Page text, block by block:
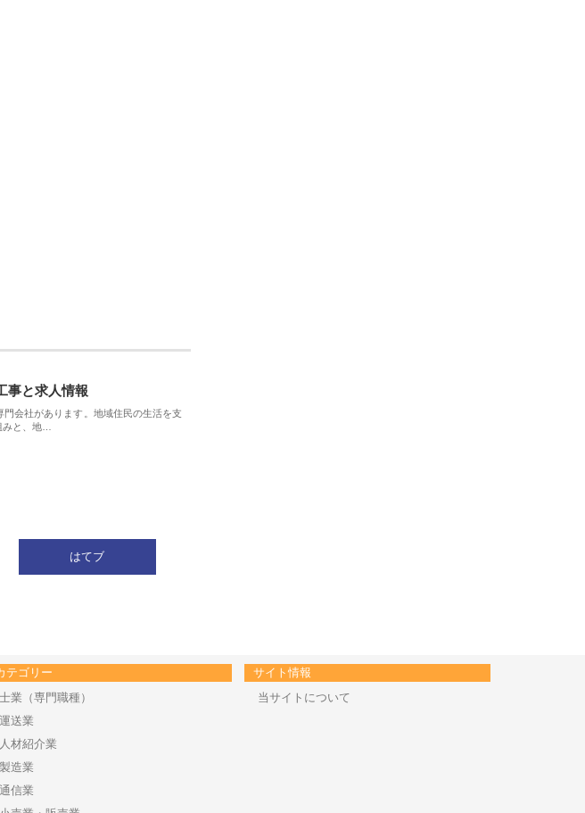
事と求人情報
会社があります。地域住民の生活を支
と、地…
はてブ
テゴリー
士業（専門職種）
運送業
人材紹介業
製造業
通信業
サイト情報
当サイトについて